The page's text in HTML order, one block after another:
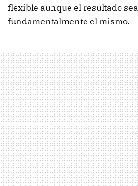
flexible aunque el resultado sea
fundamentalmente el mismo.